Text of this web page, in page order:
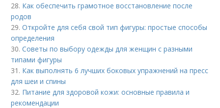
28. Как обеспечить грамотное восстановление после
родов
29.Откройте для себя свой тип фигуры: простые способы
определения
30.Советы по выбору одежды для женщин с разными
типами фигуры
31. Как выполнять 6 лучших боковых упражнений на пресс
для шеи и спины
32. Питание для здоровой кожи: основные правила и
рекомендации